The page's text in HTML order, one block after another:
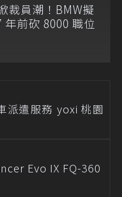
裁員潮！BMW擬
年前砍 8000 職位
派遣服務 yoxi 桃園
Evo IX FQ-360